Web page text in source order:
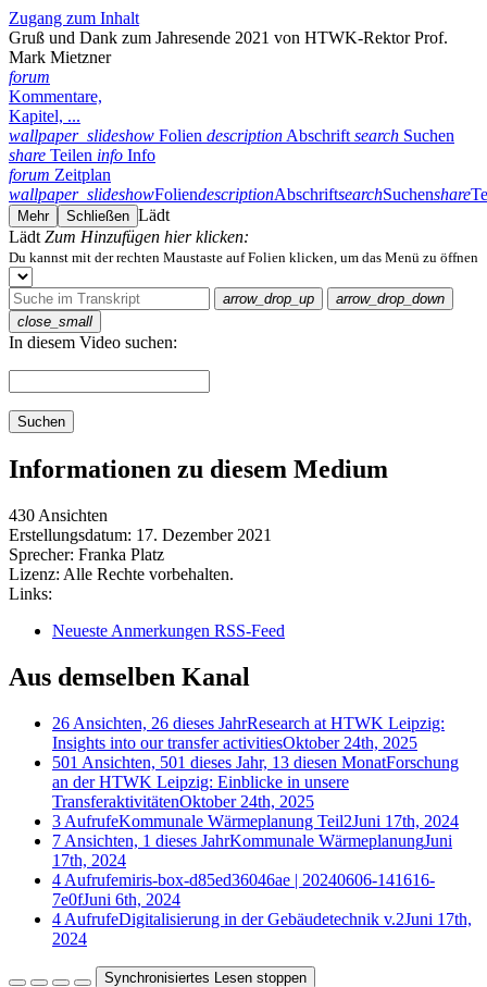
Zugang zum Inhalt
Gruß und Dank zum Jahresende 2021 von HTWK-Rektor Prof.
Mark Mietzner
forum
Kommentare,
Kapitel, ...
wallpaper_slideshow Folien description Abschrift search Suchen
share Teilen info Info
forum Zeitplan
wallpaper_slideshowFoliendescriptionAbschriftsearchSuchenshare
Mehr Schließen Lädt
Lädt Zum Hinzufügen hier klicken:
Du kannst mit der rechten Maustaste auf Folien klicken, um das Menü zu öffnen
arrow_drop_up
arrow_drop_down
close_small
In diesem Video suchen:
Suchen
Informationen zu diesem Medium
430 Ansichten
Erstellungsdatum: 17. Dezember 2021
Sprecher: Franka Platz
Lizenz: Alle Rechte vorbehalten.
Links:
Neueste Anmerkungen RSS-Feed
Aus demselben Kanal
26 Ansichten, 26 dieses JahrResearch at HTWK Leipzig:
Insights into our transfer activitiesOktober 24th, 2025
501 Ansichten, 501 dieses Jahr, 13 diesen MonatForschung
an der HTWK Leipzig: Einblicke in unsere
TransferaktivitätenOktober 24th, 2025
3 AufrufeKommunale Wärmeplanung Teil2Juni 17th, 2024
7 Ansichten, 1 dieses JahrKommunale WärmeplanungJuni
17th, 2024
4 Aufrufemiris-box-d85ed36046ae | 20240606-141616-
7e0fJuni 6th, 2024
4 AufrufeDigitalisierung in der Gebäudetechnik v.2Juni 17th,
2024
Synchronisiertes Lesen stoppen